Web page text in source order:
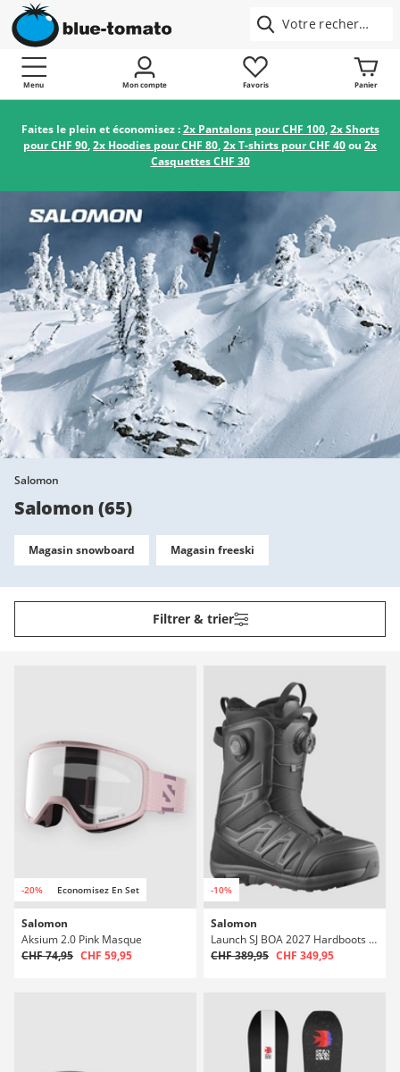
Menu Mon compte Favoris Panier
Faites le plein et économisez :2x Pantalons pour CHF 100,2x Shorts
pour CHF 90,2x Hoodies pour CHF 80,2x T-shirts pour CHF 40ou 2x
Casquettes CHF 30
Salomon
Salomon(65)
Magasin snowboard Magasin freeski
Filtrer & trier
-20% Economisez En Set
Salomon
Aksium 2.0 Pink Masque
CHF 74,95 CHF 59,95
-10%
Salomon
Launch SJ BOA 2027 Hardboots snowboard
CHF 389,95 CHF 349,95